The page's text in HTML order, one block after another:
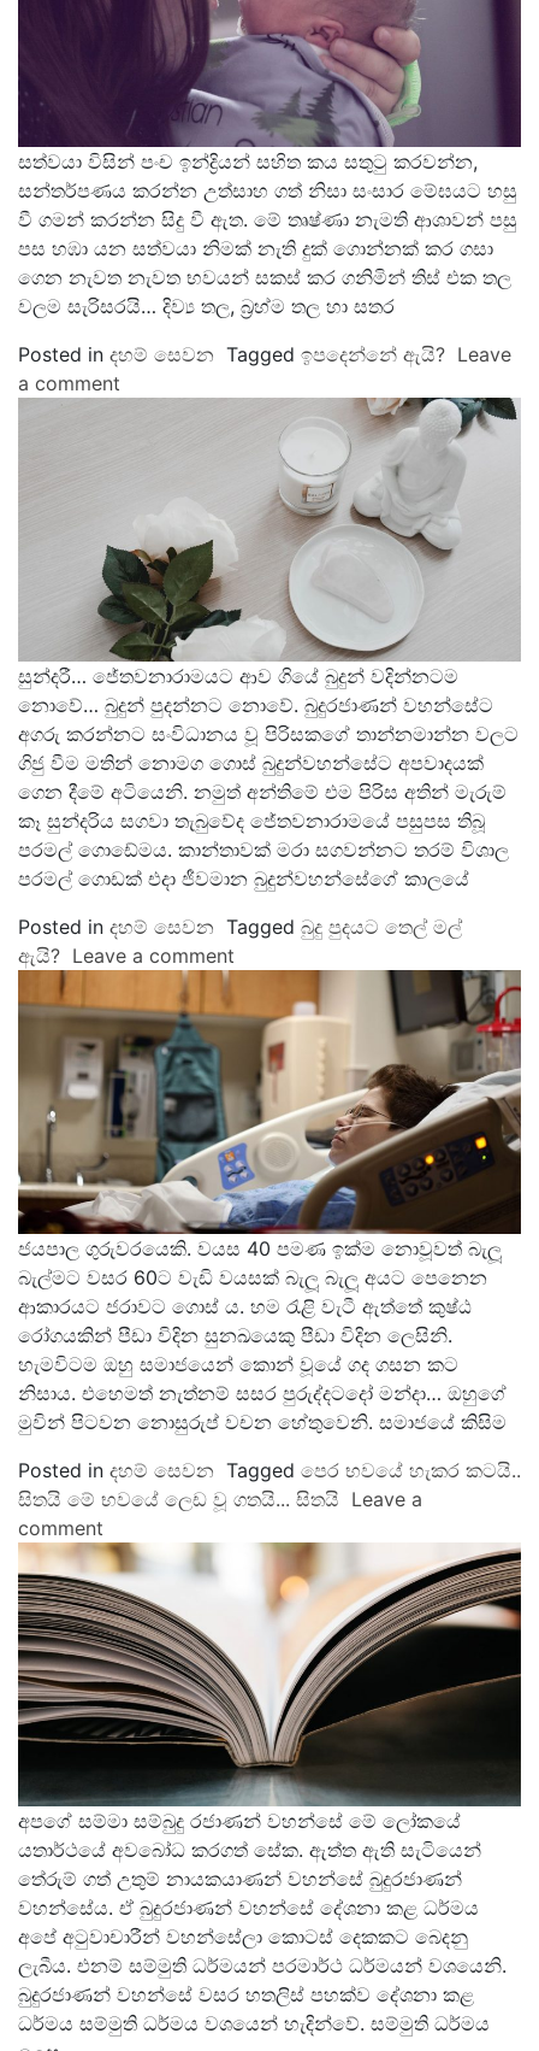
සත්වයා විසින් පංච ඉන්ද්‍රියන් සහිත කය සතුටු කරවන්න,
සන්තර්පණය කරන්න උත්සාහ ගත් නිසා සංසාර මේඝයට හසු
වී ගමන් කරන්න සිදු වී ඇත. මේ තෘෂ්ණා නැමති ආශාවන් පසු
පස හඹා යන සත්වයා නිමක් නැති දුක් ගොන්නක් කර ගසා
ගෙන නැවත නැවත භවයන් සකස් කර ගනිමින් තිස් එක තල
වලම සැරිසරයි… දිව්‍ය තල, බ්‍රහ්ම තල හා සතර
Posted in දහම් සෙවන Tagged ඉපදෙන්නේ ඇයි? Leave
a comment
සුන්දරී… ජේතවනාරාමයට ආව ගියේ බුදුන් වදින්නටම
නොවේ… බුදුන් පුදන්නට නොවේ. බුදුරජාණන් වහන්සේට
අගරු කරන්නට සංවිධානය වූ පිරිසකගේ තාන්නමාන්න වලට
ගිජු වීම මතින් නොමග ගොස් බුදුන්වහන්සේට අපවාදයක්
ගෙන දීමේ අටියෙනි. නමුත් අන්තිමේ එම පිරිස අතින් මැරුම්
කෑ සුන්දරිය සගවා තැබුවේද ජේතවනාරාමයේ පසුපස තිබූ
පරමල් ගොඩේමය. කාන්තාවක් මරා සගවන්නට තරම් විශාල
පරමල් ගොඩක් එදා ජීවමාන බුදුන්වහන්සේගේ කාලයේ
Posted in දහම් සෙවන Tagged බුදු පුදයට තෙල් මල්
ඇයි? Leave a comment
ජයපාල ගුරුවරයෙකි. වයස 40 පමණ ඉක්ම නොවූවත් බැලූ
බැල්මට වසර 60ට වැඩි වයසක් බැලූ බැලූ අයට පෙනෙන
ආකාරයට ජරාවට ගොස්‍ ය. හම රැළි වැටී ඇත්තේ කුෂ්ඨ
රෝගයකින් පීඩා විදින සුනඛයෙකු පීඩා විදින ලෙසිනි.
හැමවිටම ඔහු සමාජයෙන් කොන් වූයේ ගද ගසන කට
නිසාය. එහෙමත් නැත්නම් සසර පුරුද්දටදෝ මන්දා… ඔහුගේ
මුවින් පිටවන නොසුරුප් වචන හේතුවෙනි. සමාජයේ කිසිම
Posted in දහම් සෙවන Tagged පෙර භවයේ හැකර කටයි..
සිතයි මේ භවයේ ලෙඩ වූ ගතයි... සිතයි Leave a
comment
අපගේ සම්මා සම්බුදු රජාණන් වහන්සේ මේ ලෝකයේ
යතාර්ථයේ අවබෝධ කරගත් සේක. ඇත්ත ඇති සැටියෙන්
තේරුම් ගත් උතුම් නායකයාණන් වහන්සේ බුදුරජාණන්
වහන්සේය. ඒ බුදුරජාණන් වහන්සේ දේශනා කළ ධර්මය
අපේ අටුවාචාරීන් වහන්සේලා කොටස් දෙකකට බෙදනු
ලැබීය. එනම් සම්මුති ධර්මයන් පරමාර්ථ ධර්මයන් වශයෙනි.
බුදුරජාණන් වහන්සේ වසර හතලිස් පහක්ව දේශනා කළ
ධර්මය සම්මුති ධර්මය වශයෙන් හැදින්වේ. සම්මුති ධර්මය